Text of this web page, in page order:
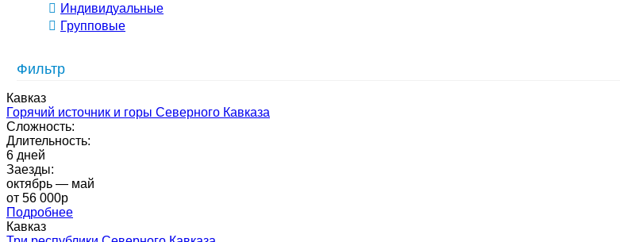
Индивидуальные
Групповые
Фильтр
Кавказ
Горячий источник и горы Северного Кавказа
Сложность:
Длительность:
6 дней
Заезды:
октябрь — май
от 56 000p
Подробнее
Кавказ